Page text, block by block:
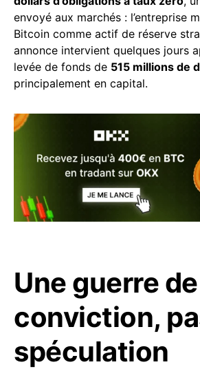
envoyé aux marchés : l’entreprise
Bitcoin comme actif de réserve
annonce intervient quelques jours
levée de fonds de 515 millions de
principalement en capital.
Une guerre de
conviction,
spéculation